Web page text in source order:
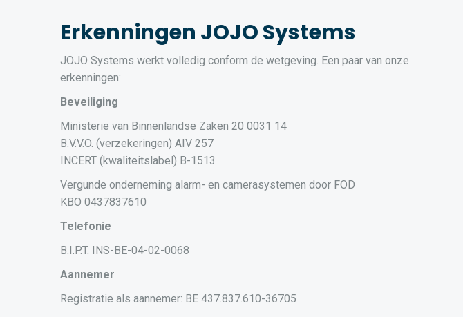
Erkenningen JOJO Systems
JOJO Systems werkt volledig conform de wetgeving. Een paar van onze
erkenningen:
Beveiliging
Ministerie van Binnenlandse Zaken 20 0031 14
B.V.V.O. (verzekeringen) AIV 257
INCERT (kwaliteitslabel) B-1513
Vergunde onderneming alarm- en camerasystemen door FOD
KBO 0437837610
Telefonie
B.I.P.T. INS-BE-04-02-0068
Aannemer
Registratie als aannemer: BE 437.837.610-36705